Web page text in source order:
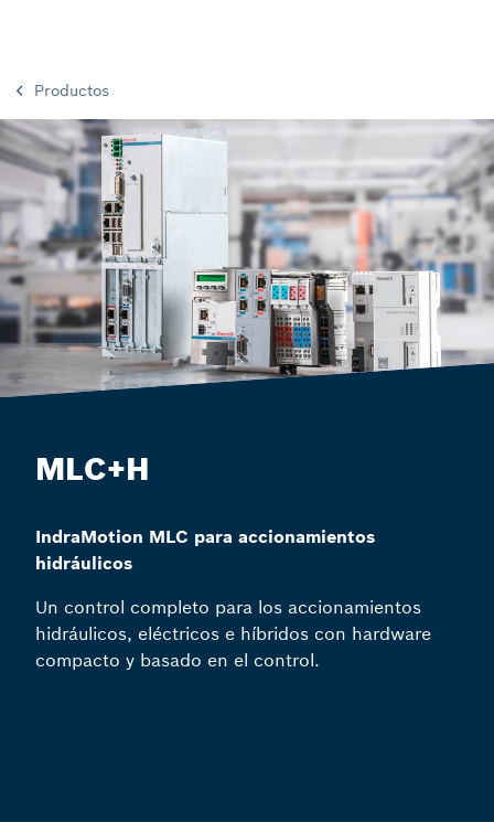
Productos
MLC+H
IndraMotion MLC para accionamientos
hidráulicos
Un control completo para los accionamientos
hidráulicos, eléctricos e híbridos con hardware
compacto y basado en el control.